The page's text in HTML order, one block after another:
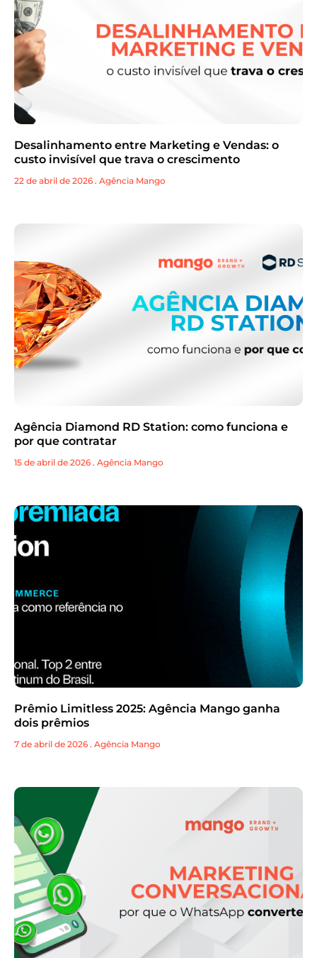
Desalinhamento entre Marketing e Vendas: o
custo invisível que trava o crescimento
22 de abril de 2026 . Agência Mango
Agência Diamond RD Station: como funciona e
por que contratar
15 de abril de 2026 . Agência Mango
Prêmio Limitless 2025: Agência Mango ganha
dois prêmios
7 de abril de 2026 . Agência Mango